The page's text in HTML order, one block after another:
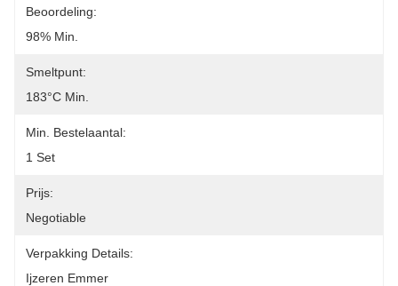
Beoordeling:
98% Min.
Smeltpunt:
183°C Min.
Min. Bestelaantal:
1 Set
Prijs:
Negotiable
Verpakking Details:
Ijzeren Emmer